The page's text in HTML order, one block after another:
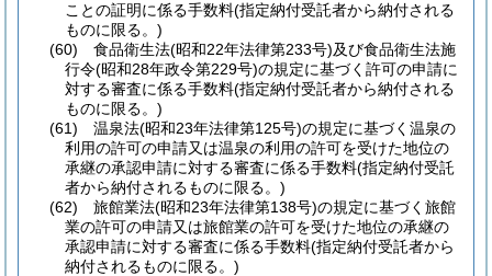
ことの証明に係る手数料(指定納付受託者から納付される
ものに限る。)
(60)
食品衛生法(昭和22年法律第233号)及び食品衛生法施
行令(昭和28年政令第229号)の規定に基づく許可の申請に
対する審査に係る手数料(指定納付受託者から納付される
ものに限る。)
(61)
温泉法(昭和23年法律第125号)の規定に基づく温泉の
利用の許可の申請又は温泉の利用の許可を受けた地位の
承継の承認申請に対する審査に係る手数料(指定納付受託
者から納付されるものに限る。)
(62)
旅館業法(昭和23年法律第138号)の規定に基づく旅館
業の許可の申請又は旅館業の許可を受けた地位の承継の
承認申請に対する審査に係る手数料(指定納付受託者から
納付されるものに限る。)